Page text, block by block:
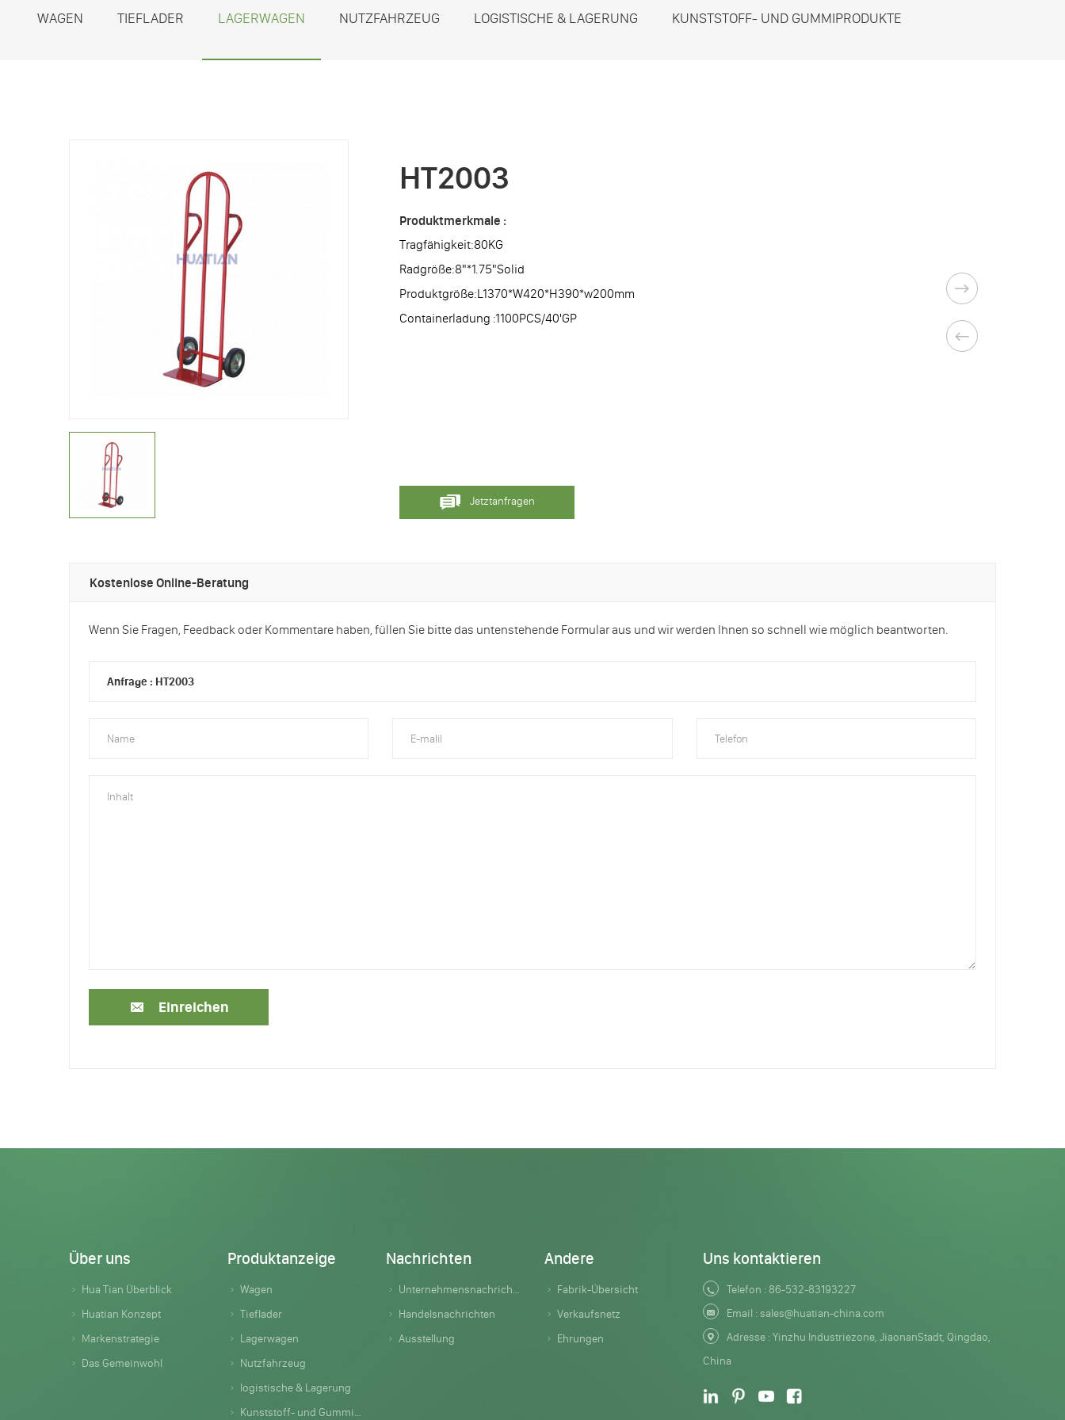
WAGEN TIEFLADER LAGERWAGEN NUTZFAHRZEUG LOGISTISCHE & LAGERUNG KUNSTSTOFF- UND GUMMIPRODUKTE
HT2003
Produktmerkmale :
Tragfähigkeit:80KG
Radgröße:8"*1.75"Solid
Produktgröße:L1370*W420*H390*w200mm
Containerladung :1100PCS/40'GP
Jetztanfragen
Kostenlose Online-Beratung
Wenn Sie Fragen, Feedback oder Kommentare haben, füllen Sie bitte das untenstehende Formular aus und wir werden Ihnen so schnell wie möglich beantworten.
Einreichen
Über uns
Hua Tian Überblick
Huatian Konzept
Markenstrategie
Das Gemeinwohl
Produktanzeige
Wagen
Tieflader
Lagerwagen
Nutzfahrzeug
logistische & Lagerung
Kunststoff- und Gummiprodukte
Nachrichten
Unternehmensnachrichten
Handelsnachrichten
Ausstellung
Andere
Fabrik-Übersicht
Verkaufsnetz
Ehrungen
Uns kontaktieren
Telefon : 86-532-83193227
Email :sales@huatian-china.com
Adresse : Yinzhu Industriezone, JiaonanStadt, Qingdao,
China